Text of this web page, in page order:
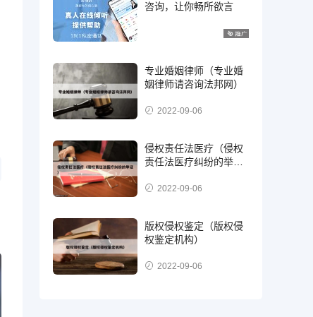
咨询，让你畅所欲言
专业婚姻律师（专业婚
姻律师请咨询法邦网）
2022-09-06
侵权责任法医疗（侵权
责任法医疗纠纷的举
2022-09-06
版权侵权鉴定（版权侵
权鉴定机构）
2022-09-06